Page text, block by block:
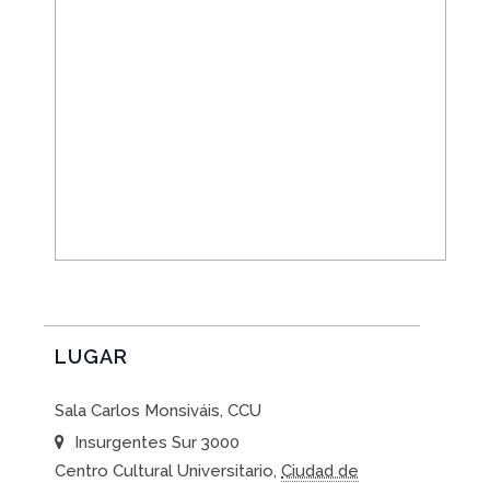
LUGAR
Sala Carlos Monsiváis, CCU
Insurgentes Sur 3000
Centro Cultural Universitario, Ciudad de